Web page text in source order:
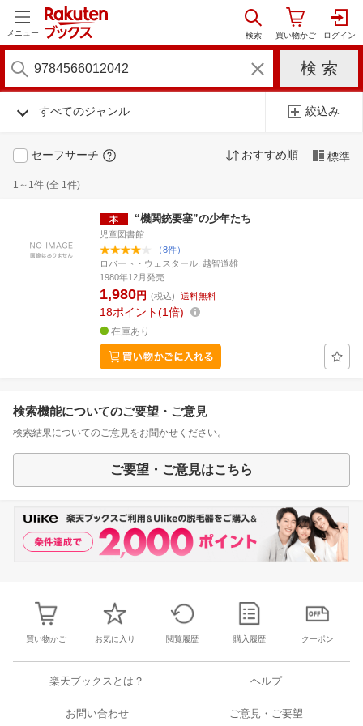
メニュー
すべてのジャンル 絞込み
セーフサーチ おすすめ順 標準
1～1件 (全 1件)
“機関銃要塞”の少年たち
児童図書館
（8件）
ロバート・ウェスタール, 越智道雄
1980年12月発売
1,980円 (税込) 送料無料
18ポイント 1倍
在庫あり
検索機能についてのご要望・ご意見
検索結果についてのご意見をお聞かせください。
ご要望・ご意見はこちら
買い物かご お気に入り 閲覧履歴 購入履歴 クーポン
楽天ブックスとは？ ヘルプ
お問い合わせ ご意見・ご要望